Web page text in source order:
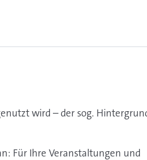
wird – der sog.
Für Ihre Veranstaltungen und